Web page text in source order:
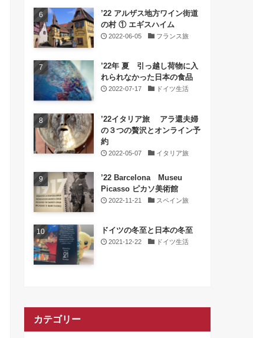
’22 アルザス地方ワイン街道
の村 ① エギスハイム
2022-06-05 フランス旅
’22年 夏 引っ越し荷物に入
れられなかった日本の食品
2022-07-17 ドイツ生活
’22イタリア旅 アラ還夫婦
の３つの贅沢とオンライン予
約
2022-05-07 イタリア旅
’22 Barcelona Museu
Picasso ピカソ美術館
2022-11-21 スペイン旅
ドイツの冬至と日本の冬至
2021-12-22 ドイツ生活
カテゴリー